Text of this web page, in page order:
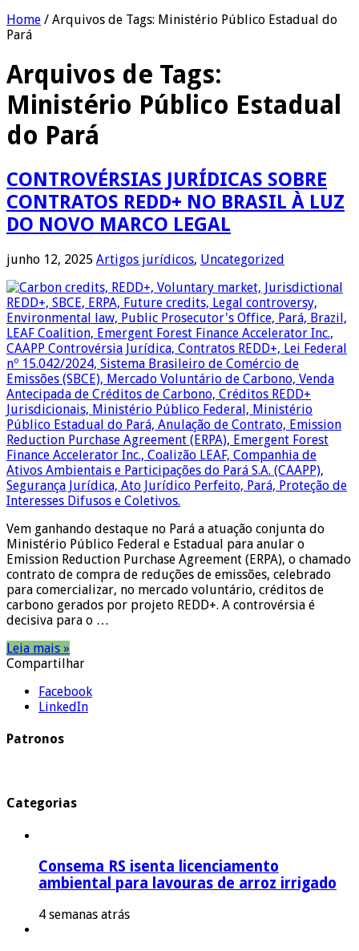
Home / Arquivos de Tags: Ministério Público Estadual do
Pará
Arquivos de Tags:
Ministério Público Estadual
do Pará
CONTROVÉRSIAS JURÍDICAS SOBRE
CONTRATOS REDD+ NO BRASIL À LUZ
DO NOVO MARCO LEGAL
junho 12, 2025 Artigos jurídicos, Uncategorized
Vem ganhando destaque no Pará a atuação conjunta do
Ministério Público Federal e Estadual para anular o
Emission Reduction Purchase Agreement (ERPA), o chamado
contrato de compra de reduções de emissões, celebrado
para comercializar, no mercado voluntário, créditos de
carbono gerados por projeto REDD+. A controvérsia é
decisiva para o …
Leia mais »
Compartilhar
Facebook
LinkedIn
Patronos
Categorias
Consema RS isenta licenciamento
ambiental para lavouras de arroz irrigado
4 semanas atrás